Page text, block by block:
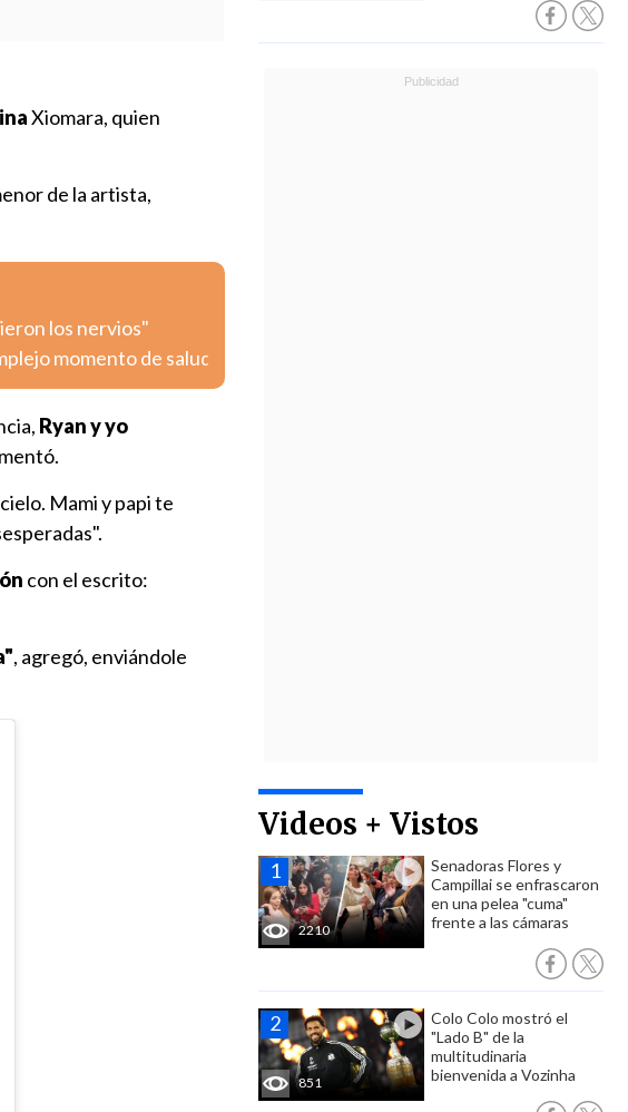
Videos + Vistos
2210
Senadoras Flores y
Campillai se enfrascaron
en una pelea "cuma"
frente a las cámaras
851
Colo Colo mostró el
"Lado B" de la
multitudinaria
bienvenida a Vozinha
Xiomara, quien
de la artista,
los nervios"
momento de salud
Ryan y yo
Mami y papi te
con el escrito:
, agregó, enviándole